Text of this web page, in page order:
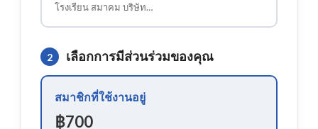
โรงเรียน สมาคม บริษัท…
2 เลือกการมีส่วนร่วมของคุณ
สมาชิกที่ใช้งานอยู่
฿700